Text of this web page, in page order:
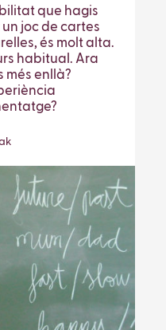
que hagis
joc de cartes
és molt alta.
habitual. Ara
més enllà?